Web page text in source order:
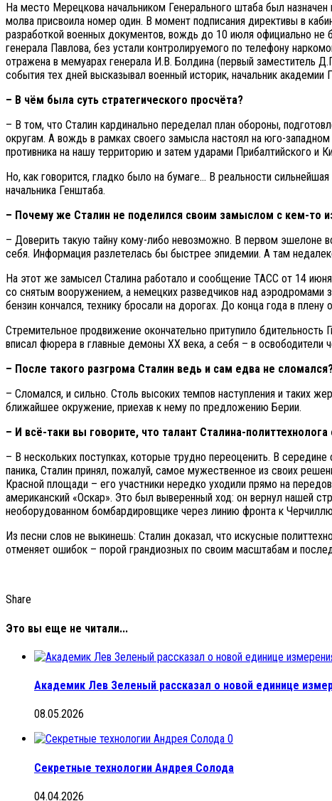
На место Мерецкова начальником Генерального штаба был
молва присвоила номер один. В момент подписания директивы в
разработкой военных документов, вождь до 10 июля официально
генерала Павлова, без устали контролируемого по телефону
отражена в мемуарах генерала И.В. Болдина (первый заместитель
события тех дней высказывал военный историк, начальник академии
– В чём была суть стратегического просчёта?
– В том, что Сталин кардинально переделал план обороны,
округам. А вождь в рамках своего замысла настоял на юго-
противника на нашу территорию и затем ударами Прибалтийского и
Но, как говорится, гладко было на бумаге… В реальности
начальника Генштаба.
– Почему же Сталин не поделился своим замыслом с кем-
– Доверить такую тайну кому-либо невозможно. В первом эшелоне
себя. Информация разлетелась бы быстрее эпидемии. А там
На этот же замысел Сталина работало и сообщение ТАСС от 14
со снятым вооружением, а немецких разведчиков над аэродромами
бензин кончался, технику бросали на дорогах. До конца года в
Стремительное продвижение окончательно притупило
вписал фюрера в главные демоны XX века, а себя – в освободители
– После такого разгрома Сталин ведь и сам едва не
– Сломался, и сильно. Столь высоких темпов наступления и таких
ближайшее окружение, приехав к нему по предложению Берии.
– И всё-таки вы говорите, что талант Сталина-
– В нескольких поступках, которые трудно переоценить. В
паника, Сталин принял, пожалуй, самое мужественное из своих
Красной площади – его участники нередко уходили прямо на
американский «Оскар». Это был выверенный ход: он вернул нашей
необорудованном бомбардировщике через линию фронта к
Из песни слов не выкинешь: Сталин доказал, что искусные
отменяет ошибок – порой грандиозных по своим масштабам и
Share
Это вы еще не читали...
Академик Лев Зеленый рассказал о новой единице
08.05.2026
0
Секретные технологии Андрея Солода
04.04.2026